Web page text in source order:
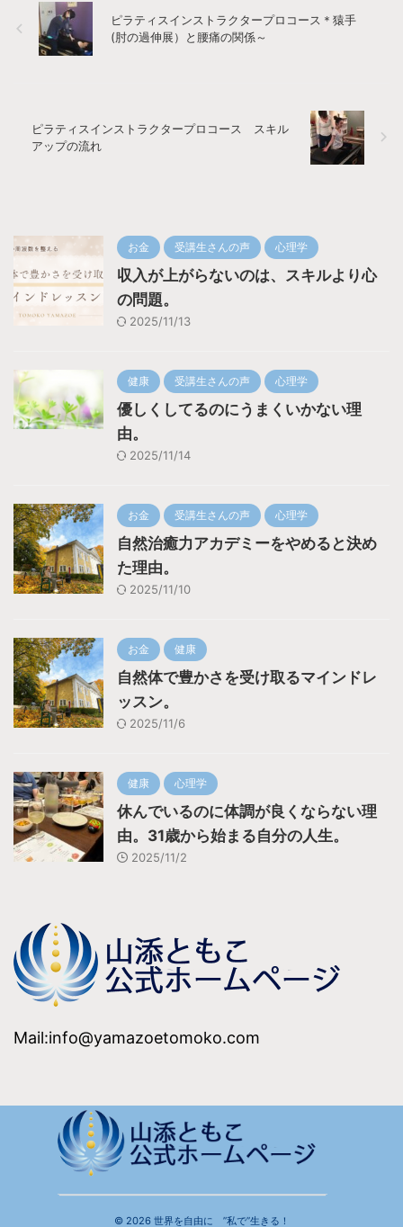
ピラティスインストラクタープロコース＊猿手
(肘の過伸展）と腰痛の関係～
ピラティスインストラクタープロコース スキル
アップの流れ
お金 受講生さんの声 心理学
収入が上がらないのは、スキルより心
の問題。
2025/11/13
健康 受講生さんの声 心理学
優しくしてるのにうまくいかない理
由。
2025/11/14
お金 受講生さんの声 心理学
自然治癒力アカデミーをやめると決め
た理由。
2025/11/10
お金 健康
自然体で豊かさを受け取るマインドレ
ッスン。
2025/11/6
健康 心理学
休んでいるのに体調が良くならない理
由。31歳から始まる自分の人生。
2025/11/2
Mail:info@yamazoetomoko.com
© 2026 世界を自由に ”私で”生きる！